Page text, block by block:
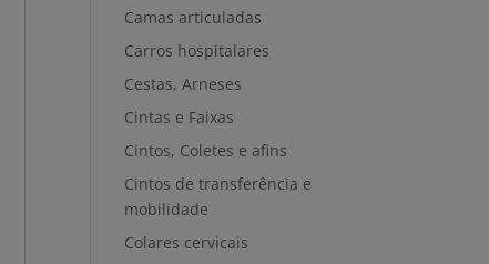
Camas articuladas
Carros hospitalares
Cestas, Arneses
Cintas e Faixas
Cintos, Coletes e afins
Cintos de transferência e
mobilidade
Colares cervicais